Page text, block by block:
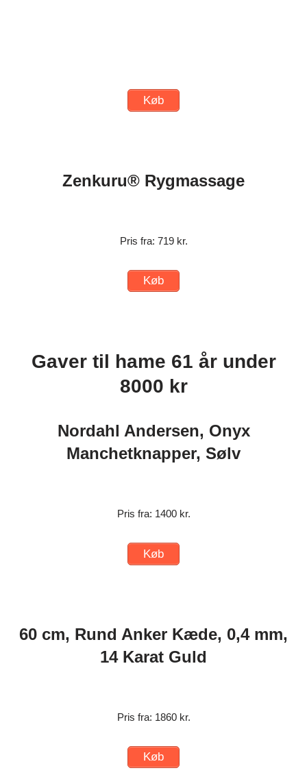
Køb
Zenkuru® Rygmassage
Pris fra: 719 kr.
Køb
Gaver til hame 61 år under
8000 kr
Nordahl Andersen, Onyx
Manchetknapper, Sølv
Pris fra: 1400 kr.
Køb
60 cm, Rund Anker Kæde, 0,4 mm,
14 Karat Guld
Pris fra: 1860 kr.
Køb